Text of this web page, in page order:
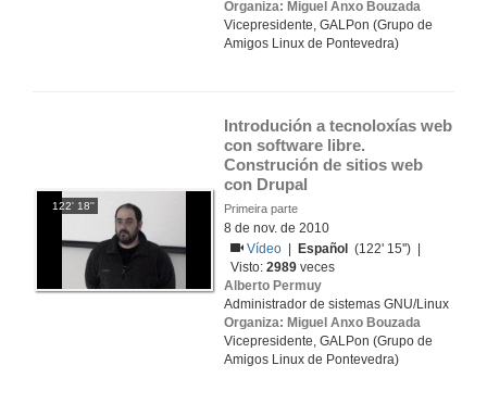
Organiza: Miguel Anxo Bouzada
Vicepresidente, GALPon (Grupo de
Amigos Linux de Pontevedra)
122' 18''
Introdución a tecnoloxías web
con software libre.
Construción de sitios web
con Drupal
Primeira parte
8 de nov. de 2010
Vídeo
Español
(122' 15'') |
Visto:2989 veces
Alberto Permuy
Administrador de sistemas GNU/Linux
Organiza: Miguel Anxo Bouzada
Vicepresidente, GALPon (Grupo de
Amigos Linux de Pontevedra)